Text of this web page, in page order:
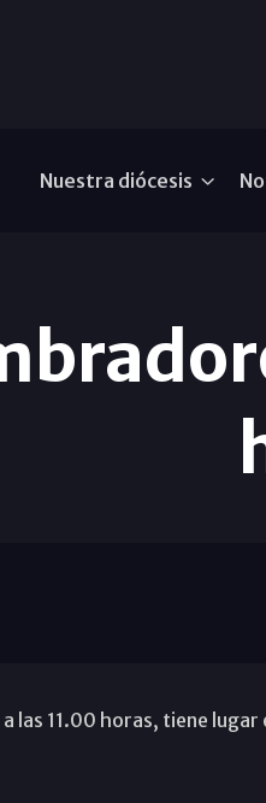
Nuestra diócesis
las 11.00 horas, tiene